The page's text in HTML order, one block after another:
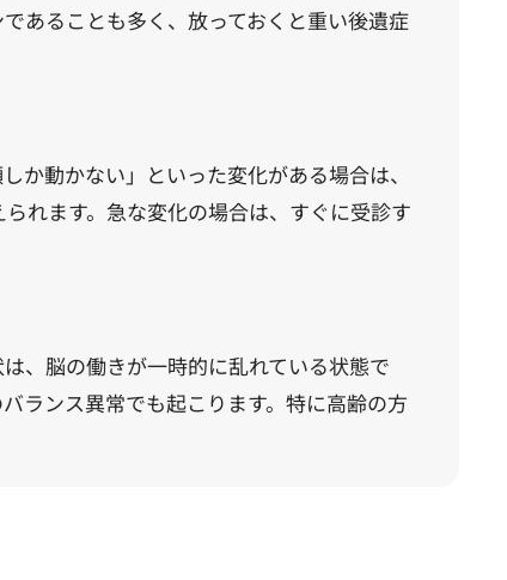
あることも多く、放っておくと重い後遺症
か動かない」といった変化がある場合は、
れます。急な変化の場合は、すぐに受診す
、脳の働きが一時的に乱れている状態で
ランス異常でも起こります。特に高齢の方